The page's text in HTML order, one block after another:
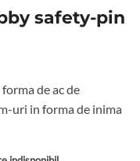
safety-pin
de ac de
uri in forma de inima